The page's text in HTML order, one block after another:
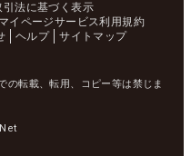
引法に基づく表示
マイページサービス利用規約
ヘルプ サイトマップ
の転載、転用、コピー等は禁じま